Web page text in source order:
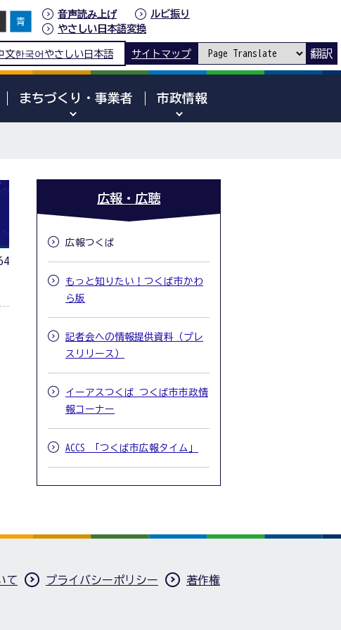
音声読み上げ
ルビ振り
やさしい日本語変換
文한국어 やさしい日本語 サイトマップ 翻訳
まちづくり・事業者 市政情報
広報・広聴
広報つくば
もっと知りたい！つくば市かわ
ら版
記者会への情報提供資料（プレ
スリリース）
イーアスつくば つくば市市政情
報コーナー
ACCS 「つくば市広報タイム」
て プライバシーポリシー 著作権